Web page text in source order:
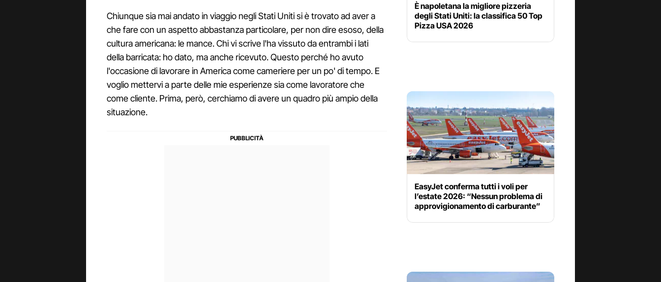
Chiunque sia mai andato in viaggio negli Stati Uniti si è trovato ad aver a
che fare con un aspetto abbastanza particolare, per non dire esoso, della
cultura americana: le mance. Chi vi scrive l'ha vissuto da entrambi i lati
della barricata: ho dato, ma anche ricevuto. Questo perché ho avuto
l'occasione di lavorare in America come cameriere per un po' di tempo. E
voglio mettervi a parte delle mie esperienze sia come lavoratore che
come cliente. Prima, però, cerchiamo di avere un quadro più ampio della
situazione.
È napoletana la migliore pizzeria
degli Stati Uniti: la classifica 50 Top
Pizza USA 2026
EasyJet conferma tutti i voli per
l’estate 2026: “Nessun problema di
approvigionamento di carburante”